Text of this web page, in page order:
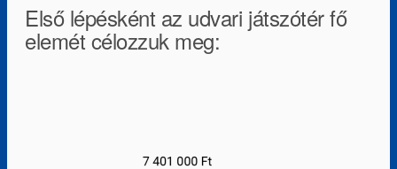
Első lépésként az udvari játszótér fő
elemét célozzuk meg: